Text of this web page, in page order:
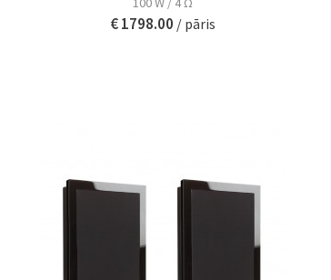
€ 1798.00 / pāris